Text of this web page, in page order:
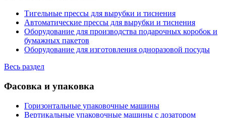
Тигельные прессы для вырубки и тиснения
Автоматические прессы для вырубки и тиснения
Оборудование для производства подарочных коробок и
бумажных пакетов
Оборудование для изготовления одноразовой посуды
Весь раздел
Фасовка и упаковка
Горизонтальные упаковочные машины
Вертикальные упаковочные машины с дозатором